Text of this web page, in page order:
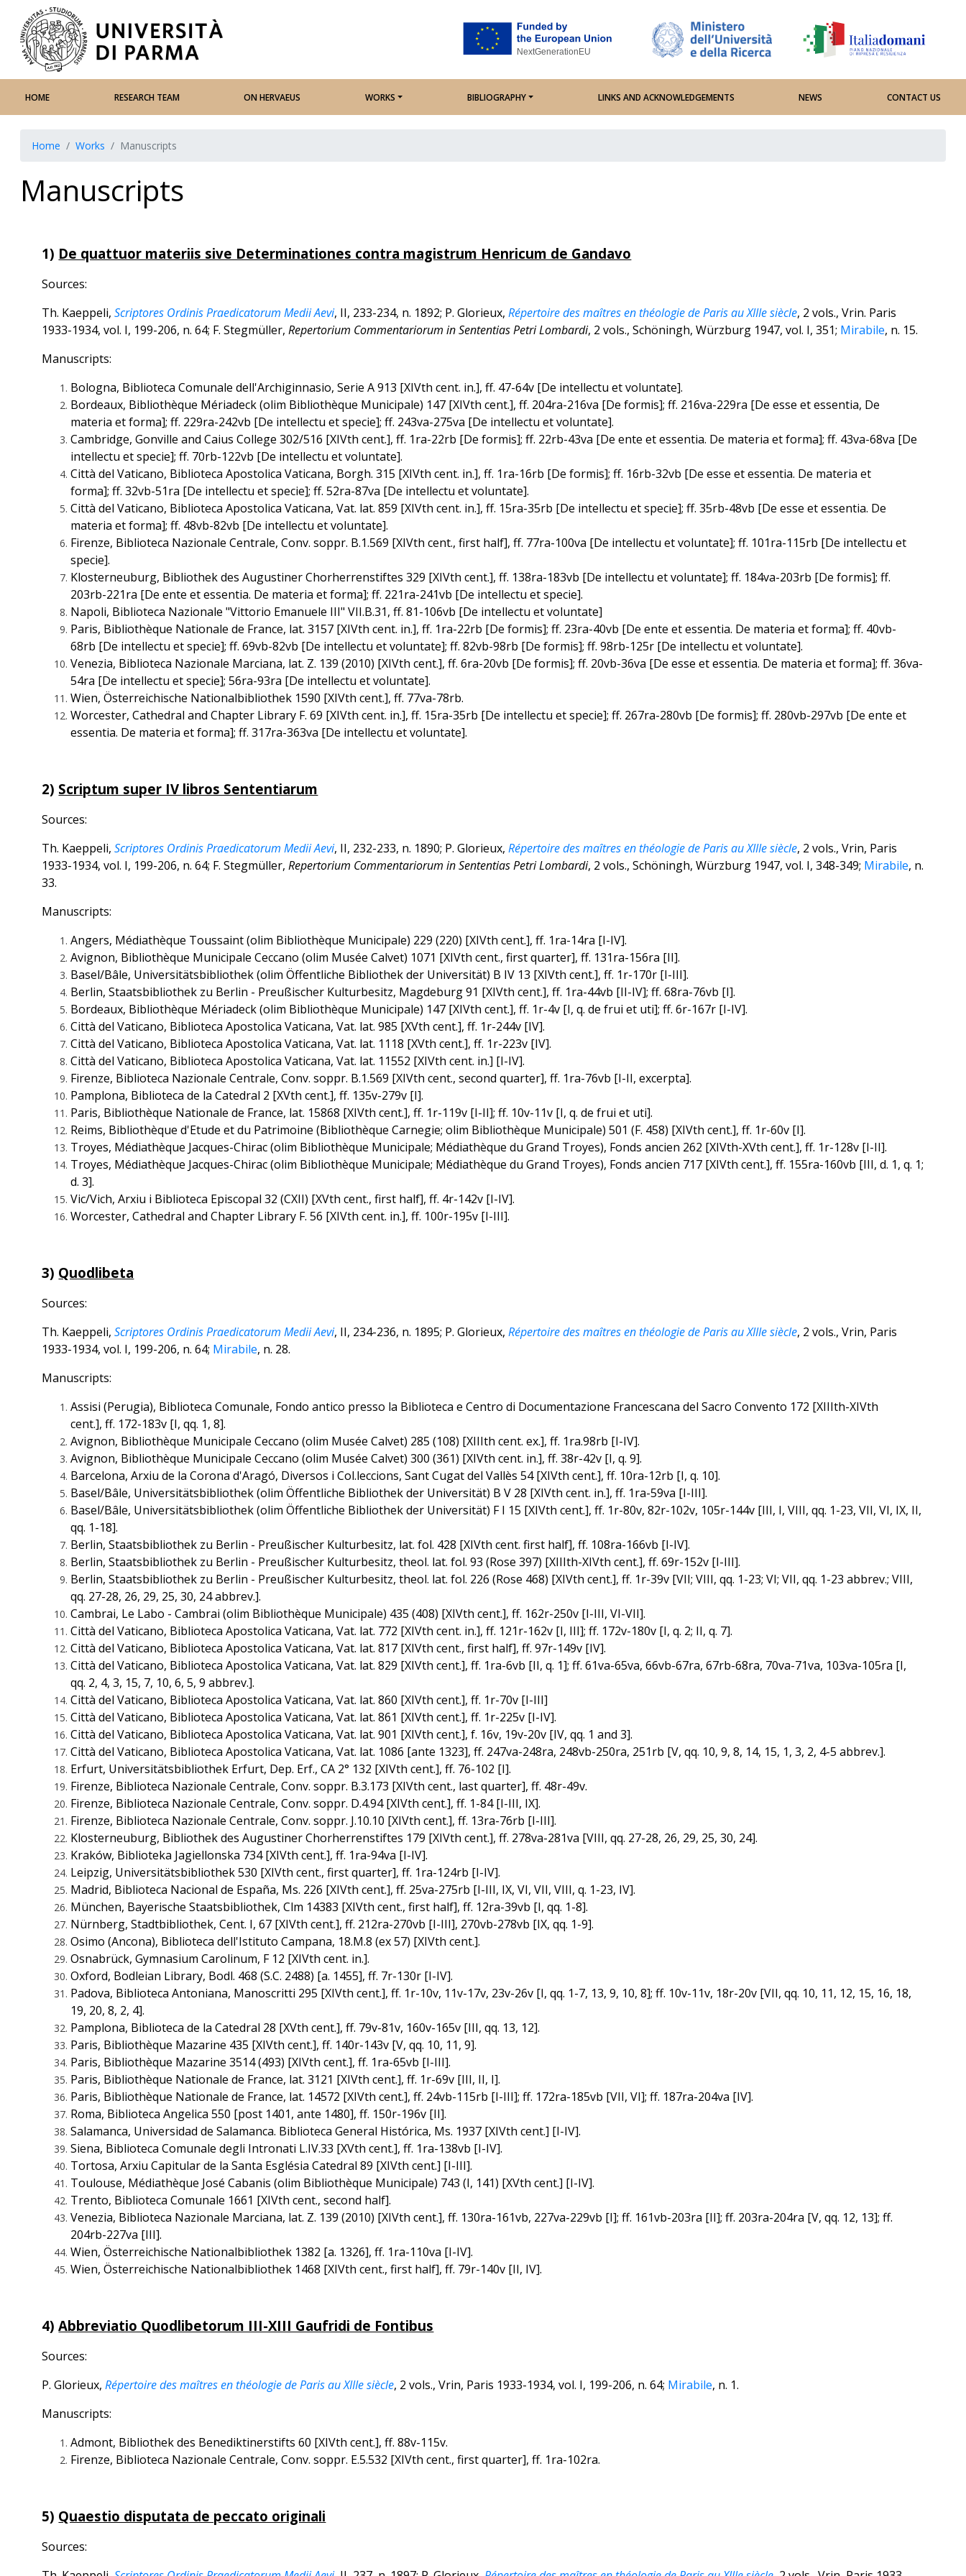
HOME RESEARCH TEAM ON HERVAEUS WORKS BIBLIOGRAPHY LINKS AND ACKNOWLEDGEMENTS NEWS CONTACT US
Home Works Manuscripts
Manuscripts
1) De quattuor materiis sive Determinationes contra magistrum Henricum de Gandavo
Sources:
Th. Kaeppeli,Scriptores Ordinis Praedicatorum Medii Aevi, II, 233-234, n. 1892; P. Glorieux,Répertoire des maîtres en théologie de Paris au XIIIe siècle, 2 vols., Vrin. Paris
1933-1934, vol. I, 199-206, n. 64; F. Stegmüller,Repertorium Commentariorum in Sententias Petri Lombardi, 2 vols., Schöningh, Würzburg 1947, vol. I, 351; Mirabile, n. 15.
Manuscripts:
Bologna, Biblioteca Comunale dell'Archiginnasio, Serie A 913 [XIVth cent. in.], ff. 47-64v [De intellectu et voluntate].
Bordeaux, Bibliothèque Mériadeck (olim Bibliothèque Municipale) 147 [XIVth cent.], ff. 204ra-216va [De formis]; ff. 216va-229ra [De esse et essentia, De
materia et forma]; ff. 229ra-242vb [De intellectu et specie]; ff. 243va-275va [De intellectu et voluntate].
Cambridge, Gonville and Caius College 302/516 [XIVth cent.], ff. 1ra-22rb [De formis]; ff. 22rb-43va [De ente et essentia. De materia et forma]; ff. 43va-68va [De
intellectu et specie]; ff. 70rb-122vb [De intellectu et voluntate].
Città del Vaticano, Biblioteca Apostolica Vaticana, Borgh. 315 [XIVth cent. in.], ff. 1ra-16rb [De formis]; ff. 16rb-32vb [De esse et essentia. De materia et
forma]; ff. 32vb-51ra [De intellectu et specie]; ff. 52ra-87va [De intellectu et voluntate].
Città del Vaticano, Biblioteca Apostolica Vaticana, Vat. lat. 859 [XIVth cent. in.], ff. 15ra-35rb [De intellectu et specie]; ff. 35rb-48vb [De esse et essentia. De
materia et forma]; ff. 48vb-82vb [De intellectu et voluntate].
Firenze, Biblioteca Nazionale Centrale, Conv. soppr. B.1.569 [XIVth cent., first half], ff. 77ra-100va [De intellectu et voluntate]; ff. 101ra-115rb [De intellectu et
specie].
Klosterneuburg, Bibliothek des Augustiner Chorherrenstiftes 329 [XIVth cent.], ff. 138ra-183vb [De intellectu et voluntate]; ff. 184va-203rb [De formis]; ff.
203rb-221ra [De ente et essentia. De materia et forma]; ff. 221ra-241vb [De intellectu et specie].
Napoli, Biblioteca Nazionale "Vittorio Emanuele III" VII.B.31, ff. 81-106vb [De intellectu et voluntate]
Paris, Bibliothèque Nationale de France, lat. 3157 [XIVth cent. in.], ff. 1ra-22rb [De formis]; ff. 23ra-40vb [De ente et essentia. De materia et forma]; ff. 40vb-
68rb [De intellectu et specie]; ff. 69vb-82vb [De intellectu et voluntate]; ff. 82vb-98rb [De formis]; ff. 98rb-125r [De intellectu et voluntate].
Venezia, Biblioteca Nazionale Marciana, lat. Z. 139 (2010) [XIVth cent.], ff. 6ra-20vb [De formis]; ff. 20vb-36va [De esse et essentia. De materia et forma]; ff. 36va-
54ra [De intellectu et specie]; 56ra-93ra [De intellectu et voluntate].
Wien, Österreichische Nationalbibliothek 1590 [XIVth cent.], ff. 77va-78rb.
Worcester, Cathedral and Chapter Library F. 69 [XIVth cent. in.], ff. 15ra-35rb [De intellectu et specie]; ff. 267ra-280vb [De formis]; ff. 280vb-297vb [De ente et
essentia. De materia et forma]; ff. 317ra-363va [De intellectu et voluntate].
2) Scriptum super IV libros Sententiarum
Sources:
Th. Kaeppeli,Scriptores Ordinis Praedicatorum Medii Aevi, II, 232-233, n. 1890; P. Glorieux,Répertoire des maîtres en théologie de Paris au XIIIe siècle, 2 vols., Vrin, Paris
1933-1934, vol. I, 199-206, n. 64; F. Stegmüller,Repertorium Commentariorum in Sententias Petri Lombardi, 2 vols., Schöningh, Würzburg 1947, vol. I, 348-349; Mirabile, n.
33.
Manuscripts:
Angers, Médiathèque Toussaint (olim Bibliothèque Municipale) 229 (220) [XIVth cent.], ff. 1ra-14ra [I-IV].
Avignon, Bibliothèque Municipale Ceccano (olim Musée Calvet) 1071 [XIVth cent., first quarter], ff. 131ra-156ra [II].
Basel/Bâle, Universitätsbibliothek (olim Öffentliche Bibliothek der Universität) B IV 13 [XIVth cent.], ff. 1r-170r [I-III].
Berlin, Staatsbibliothek zu Berlin - Preußischer Kulturbesitz, Magdeburg 91 [XIVth cent.], ff. 1ra-44vb [II-IV]; ff. 68ra-76vb [I].
Bordeaux, Bibliothèque Mériadeck (olim Bibliothèque Municipale) 147 [XIVth cent.], ff. 1r-4v [I, q. de frui et uti]; ff. 6r-167r [I-IV].
Città del Vaticano, Biblioteca Apostolica Vaticana, Vat. lat. 985 [XVth cent.], ff. 1r-244v [IV].
Città del Vaticano, Biblioteca Apostolica Vaticana, Vat. lat. 1118 [XVth cent.], ff. 1r-223v [IV].
Città del Vaticano, Biblioteca Apostolica Vaticana, Vat. lat. 11552 [XIVth cent. in.] [I-IV].
Firenze, Biblioteca Nazionale Centrale, Conv. soppr. B.1.569 [XIVth cent., second quarter], ff. 1ra-76vb [I-II, excerpta].
Pamplona, Biblioteca de la Catedral 2 [XVth cent.], ff. 135v-279v [I].
Paris, Bibliothèque Nationale de France, lat. 15868 [XIVth cent.], ff. 1r-119v [I-II]; ff. 10v-11v [I, q. de frui et uti].
Reims, Bibliothèque d'Etude et du Patrimoine (Bibliothèque Carnegie; olim Bibliothèque Municipale) 501 (F. 458) [XIVth cent.], ff. 1r-60v [I].
Troyes, Médiathèque Jacques-Chirac (olim Bibliothèque Municipale; Médiathèque du Grand Troyes), Fonds ancien 262 [XIVth-XVth cent.], ff. 1r-128v [I-II].
Troyes, Médiathèque Jacques-Chirac (olim Bibliothèque Municipale; Médiathèque du Grand Troyes), Fonds ancien 717 [XIVth cent.], ff. 155ra-160vb [III, d. 1, q. 1;
d. 3].
Vic/Vich, Arxiu i Biblioteca Episcopal 32 (CXII) [XVth cent., first half], ff. 4r-142v [I-IV].
Worcester, Cathedral and Chapter Library F. 56 [XIVth cent. in.], ff. 100r-195v [I-III].
3) Quodlibeta
Sources:
Th. Kaeppeli,Scriptores Ordinis Praedicatorum Medii Aevi, II, 234-236, n. 1895; P. Glorieux,Répertoire des maîtres en théologie de Paris au XIIIe siècle, 2 vols., Vrin, Paris
1933-1934, vol. I, 199-206, n. 64; Mirabile, n. 28.
Manuscripts:
Assisi (Perugia), Biblioteca Comunale, Fondo antico presso la Biblioteca e Centro di Documentazione Francescana del Sacro Convento 172 [XIIIth-XIVth
cent.], ff. 172-183v [I, qq. 1, 8].
Avignon, Bibliothèque Municipale Ceccano (olim Musée Calvet) 285 (108) [XIIIth cent. ex.], ff. 1ra.98rb [I-IV].
Avignon, Bibliothèque Municipale Ceccano (olim Musée Calvet) 300 (361) [XIVth cent. in.], ff. 38r-42v [I, q. 9].
Barcelona, Arxiu de la Corona d'Aragó, Diversos i Col.leccions, Sant Cugat del Vallès 54 [XIVth cent.], ff. 10ra-12rb [I, q. 10].
Basel/Bâle, Universitätsbibliothek (olim Öffentliche Bibliothek der Universität) B V 28 [XIVth cent. in.], ff. 1ra-59va [I-III].
Basel/Bâle, Universitätsbibliothek (olim Öffentliche Bibliothek der Universität) F I 15 [XIVth cent.], ff. 1r-80v, 82r-102v, 105r-144v [III, I, VIII, qq. 1-23, VII, VI, IX, II,
qq. 1-18].
Berlin, Staatsbibliothek zu Berlin - Preußischer Kulturbesitz, lat. fol. 428 [XIVth cent. first half], ff. 108ra-166vb [I-IV].
Berlin, Staatsbibliothek zu Berlin - Preußischer Kulturbesitz, theol. lat. fol. 93 (Rose 397) [XIIIth-XIVth cent.], ff. 69r-152v [I-III].
Berlin, Staatsbibliothek zu Berlin - Preußischer Kulturbesitz, theol. lat. fol. 226 (Rose 468) [XIVth cent.], ff. 1r-39v [VII; VIII, qq. 1-23; VI; VII, qq. 1-23 abbrev.; VIII,
qq. 27-28, 26, 29, 25, 30, 24 abbrev.].
Cambrai, Le Labo - Cambrai (olim Bibliothèque Municipale) 435 (408) [XIVth cent.], ff. 162r-250v [I-III, VI-VII].
Città del Vaticano, Biblioteca Apostolica Vaticana, Vat. lat. 772 [XIVth cent. in.], ff. 121r-162v [I, III]; ff. 172v-180v [I, q. 2; II, q. 7].
Città del Vaticano, Biblioteca Apostolica Vaticana, Vat. lat. 817 [XIVth cent., first half], ff. 97r-149v [IV].
Città del Vaticano, Biblioteca Apostolica Vaticana, Vat. lat. 829 [XIVth cent.], ff. 1ra-6vb [II, q. 1]; ff. 61va-65va, 66vb-67ra, 67rb-68ra, 70va-71va, 103va-105ra [I,
qq. 2, 4, 3, 15, 7, 10, 6, 5, 9 abbrev.].
Città del Vaticano, Biblioteca Apostolica Vaticana, Vat. lat. 860 [XIVth cent.], ff. 1r-70v [I-III]
Città del Vaticano, Biblioteca Apostolica Vaticana, Vat. lat. 861 [XIVth cent.], ff. 1r-225v [I-IV].
Città del Vaticano, Biblioteca Apostolica Vaticana, Vat. lat. 901 [XIVth cent.], f. 16v, 19v-20v [IV, qq. 1 and 3].
Città del Vaticano, Biblioteca Apostolica Vaticana, Vat. lat. 1086 [ante 1323], ff. 247va-248ra, 248vb-250ra, 251rb [V, qq. 10, 9, 8, 14, 15, 1, 3, 2, 4-5 abbrev.].
Erfurt, Universitätsbibliothek Erfurt, Dep. Erf., CA 2° 132 [XIVth cent.], ff. 76-102 [I].
Firenze, Biblioteca Nazionale Centrale, Conv. soppr. B.3.173 [XIVth cent., last quarter], ff. 48r-49v.
Firenze, Biblioteca Nazionale Centrale, Conv. soppr. D.4.94 [XIVth cent.], ff. 1-84 [I-III, IX].
Firenze, Biblioteca Nazionale Centrale, Conv. soppr. J.10.10 [XIVth cent.], ff. 13ra-76rb [I-III].
Klosterneuburg, Bibliothek des Augustiner Chorherrenstiftes 179 [XIVth cent.], ff. 278va-281va [VIII, qq. 27-28, 26, 29, 25, 30, 24].
Kraków, Biblioteka Jagiellonska 734 [XIVth cent.], ff. 1ra-94va [I-IV].
Leipzig, Universitätsbibliothek 530 [XIVth cent., first quarter], ff. 1ra-124rb [I-IV].
Madrid, Biblioteca Nacional de España, Ms. 226 [XIVth cent.], ff. 25va-275rb [I-III, IX, VI, VII, VIII, q. 1-23, IV].
München, Bayerische Staatsbibliothek, Clm 14383 [XIVth cent., first half], ff. 12ra-39vb [I, qq. 1-8].
Nürnberg, Stadtbibliothek, Cent. I, 67 [XIVth cent.], ff. 212ra-270vb [I-III], 270vb-278vb [IX, qq. 1-9].
Osimo (Ancona), Biblioteca dell'Istituto Campana, 18.M.8 (ex 57) [XIVth cent.].
Osnabrück, Gymnasium Carolinum, F 12 [XIVth cent. in.].
Oxford, Bodleian Library, Bodl. 468 (S.C. 2488) [a. 1455], ff. 7r-130r [I-IV].
Padova, Biblioteca Antoniana, Manoscritti 295 [XIVth cent.], ff. 1r-10v, 11v-17v, 23v-26v [I, qq. 1-7, 13, 9, 10, 8]; ff. 10v-11v, 18r-20v [VII, qq. 10, 11, 12, 15, 16, 18,
19, 20, 8, 2, 4].
Pamplona, Biblioteca de la Catedral 28 [XVth cent.], ff. 79v-81v, 160v-165v [III, qq. 13, 12].
Paris, Bibliothèque Mazarine 435 [XIVth cent.], ff. 140r-143v [V, qq. 10, 11, 9].
Paris, Bibliothèque Mazarine 3514 (493) [XIVth cent.], ff. 1ra-65vb [I-III].
Paris, Bibliothèque Nationale de France, lat. 3121 [XIVth cent.], ff. 1r-69v [III, II, I].
Paris, Bibliothèque Nationale de France, lat. 14572 [XIVth cent.], ff. 24vb-115rb [I-III]; ff. 172ra-185vb [VII, VI]; ff. 187ra-204va [IV].
Roma, Biblioteca Angelica 550 [post 1401, ante 1480], ff. 150r-196v [II].
Salamanca, Universidad de Salamanca. Biblioteca General Histórica, Ms. 1937 [XIVth cent.] [I-IV].
Siena, Biblioteca Comunale degli Intronati L.IV.33 [XVth cent.], ff. 1ra-138vb [I-IV].
Tortosa, Arxiu Capitular de la Santa Església Catedral 89 [XIVth cent.] [I-III].
Toulouse, Médiathèque José Cabanis (olim Bibliothèque Municipale) 743 (I, 141) [XVth cent.] [I-IV].
Trento, Biblioteca Comunale 1661 [XIVth cent., second half].
Venezia, Biblioteca Nazionale Marciana, lat. Z. 139 (2010) [XIVth cent.], ff. 130ra-161vb, 227va-229vb [I]; ff. 161vb-203ra [II]; ff. 203ra-204ra [V, qq. 12, 13]; ff.
204rb-227va [III].
Wien, Österreichische Nationalbibliothek 1382 [a. 1326], ff. 1ra-110va [I-IV].
Wien, Österreichische Nationalbibliothek 1468 [XIVth cent., first half], ff. 79r-140v [II, IV].
4)Abbreviatio Quodlibetorum III-XIII Gaufridi de Fontibus
Sources:
P. Glorieux,Répertoire des maîtres en théologie de Paris au XIIIe siècle, 2 vols., Vrin, Paris 1933-1934, vol. I, 199-206, n. 64; Mirabile, n. 1.
Manuscripts:
Admont, Bibliothek des Benediktinerstifts 60 [XIVth cent.], ff. 88v-115v.
Firenze, Biblioteca Nazionale Centrale, Conv. soppr. E.5.532 [XIVth cent., first quarter], ff. 1ra-102ra.
5) Quaestio disputata de peccato originali
Sources: